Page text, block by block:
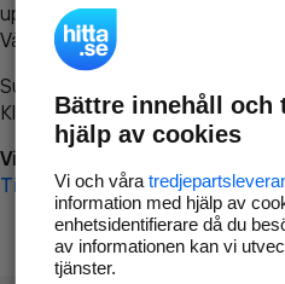
uppstod så att vi lättare och
Vänligen försök med följande:
Surfa till
Klicka påTillbaka-knappen i
Vi beklagar besväret!
Till startsidan
Bättre innehåll och
hjälp av cookies
Vi och våra
information med hjälp av
enhetsidentifierare då du
av informationen kan vi
tjänster.